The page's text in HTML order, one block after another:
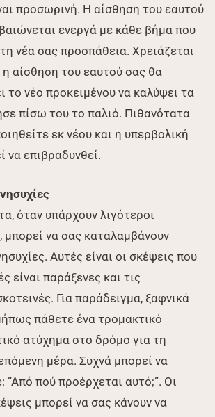
προσωρινή. Η αίσθηση του εαυτού
ενεργά με κάθε βήμα που
νέα σας προσπάθεια. Χρειάζεται
η αίσθηση του εαυτού σας θα
νέο προκειμένου να καλύψει τα
πίσω του το παλιό. Πιθανότατα
εκ νέου και η υπερβολική
να επιβραδυνθεί.
όταν υπάρχουν λιγότεροι
μπορεί να σας καταλαμβάνουν
Αυτές είναι οι σκέψεις που
είναι παράξενες και τις
Για παράδειγμα, ξαφνικά
πάθετε ένα τρομακτικό
ατύχημα στο δρόμο για τη
μέρα. Συχνά μπορεί να
“Από πού προέρχεται αυτό;”. Οι
μπορεί να σας κάνουν να